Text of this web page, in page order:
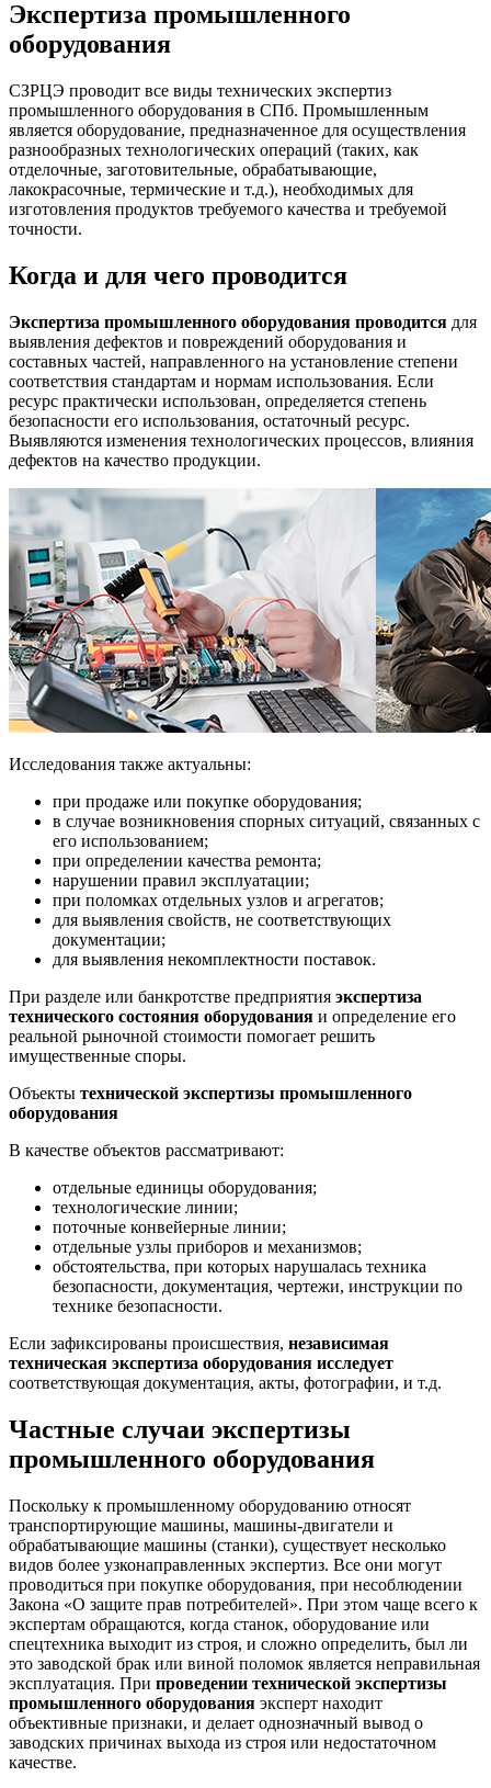
Экспертиза промышленного
оборудования
СЗРЦЭ проводит все виды технических экспертиз
промышленного оборудования в СПб. Промышленным
является оборудование, предназначенное для осуществления
разнообразных технологических операций (таких, как
отделочные, заготовительные, обрабатывающие,
лакокрасочные, термические и т.д.), необходимых для
изготовления продуктов требуемого качества и требуемой
точности.
Когда и для чего проводится
Экспертиза промышленного оборудования проводится для
выявления дефектов и повреждений оборудования и
составных частей, направленного на установление степени
соответствия стандартам и нормам использования. Если
ресурс практически использован, определяется степень
безопасности его использования, остаточный ресурс.
Выявляются изменения технологических процессов, влияния
дефектов на качество продукции.
Исследования также актуальны:
при продаже или покупке оборудования;
в случае возникновения спорных ситуаций, связанных с
его использованием;
при определении качества ремонта;
нарушении правил эксплуатации;
при поломках отдельных узлов и агрегатов;
для выявления свойств, не соответствующих
документации;
для выявления некомплектности поставок.
При разделе или банкротстве предприятия экспертиза
технического состояния оборудования и определение его
реальной рыночной стоимости помогает решить
имущественные споры.
Объекты технической экспертизы промышленного
оборудования
В качестве объектов рассматривают:
отдельные единицы оборудования;
технологические линии;
поточные конвейерные линии;
отдельные узлы приборов и механизмов;
обстоятельства, при которых нарушалась техника
безопасности, документация, чертежи, инструкции по
технике безопасности.
Если зафиксированы происшествия, независимая
техническая экспертиза оборудования исследует
соответствующая документация, акты, фотографии, и т.д.
Частные случаи экспертизы
промышленного оборудования
Поскольку к промышленному оборудованию относят
транспортирующие машины, машины-двигатели и
обрабатывающие машины (станки), существует несколько
видов более узконаправленных экспертиз. Все они могут
проводиться при покупке оборудования, при несоблюдении
Закона «О защите прав потребителей». При этом чаще всего к
экспертам обращаются, когда станок, оборудование или
спецтехника выходит из строя, и сложно определить, был ли
это заводской брак или виной поломок является неправильная
эксплуатация. При проведении технической экспертизы
промышленного оборудования эксперт находит
объективные признаки, и делает однозначный вывод о
заводских причинах выхода из строя или недостаточном
качестве.